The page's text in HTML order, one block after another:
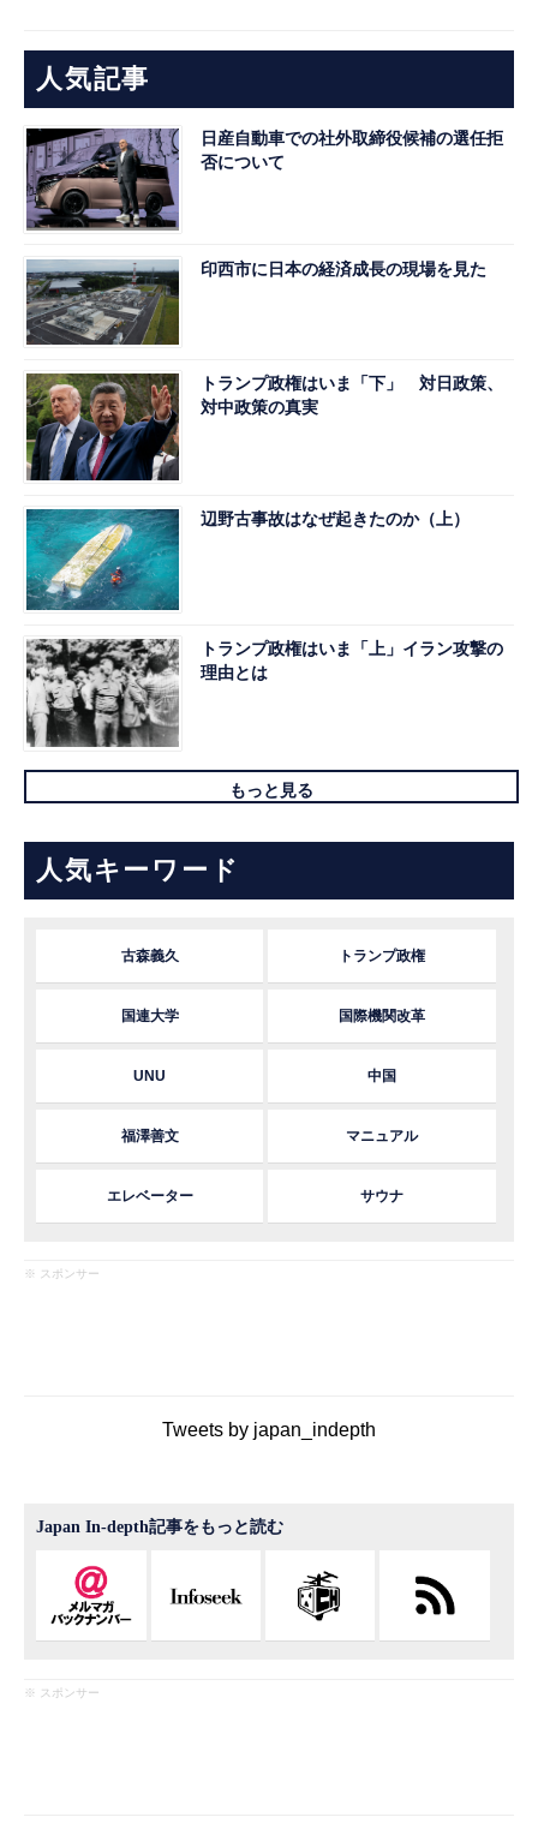
人気記事
日産自動車での社外取締役候補の選任拒
否について
印西市に日本の経済成長の現場を見た
トランプ政権はいま「下」 対日政策、
対中政策の真実
辺野古事故はなぜ起きたのか（上）
トランプ政権はいま「上」イラン攻撃の
理由とは
もっと見る
人気キーワード
古森義久 トランプ政権
国連大学 国際機関改革
UNU 中国
福澤善文 マニュアル
エレベーター サウナ
※ スポンサー
Tweets by japan_indepth
Japan In-depth記事をもっと読む
※ スポンサー